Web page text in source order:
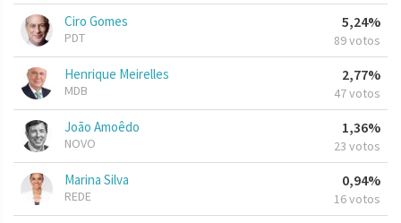
Ciro Gomes
PDT
5,24%
89 votos
Henrique Meirelles
MDB
2,77%
47 votos
João Amoêdo
NOVO
1,36%
23 votos
Marina Silva
REDE
0,94%
16 votos